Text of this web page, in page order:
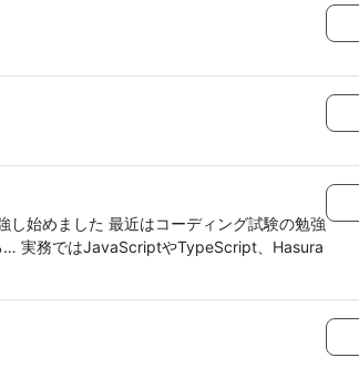
し始めました 最近はコーディング試験の勉強
… 実務ではJavaScriptやTypeScript、Hasura